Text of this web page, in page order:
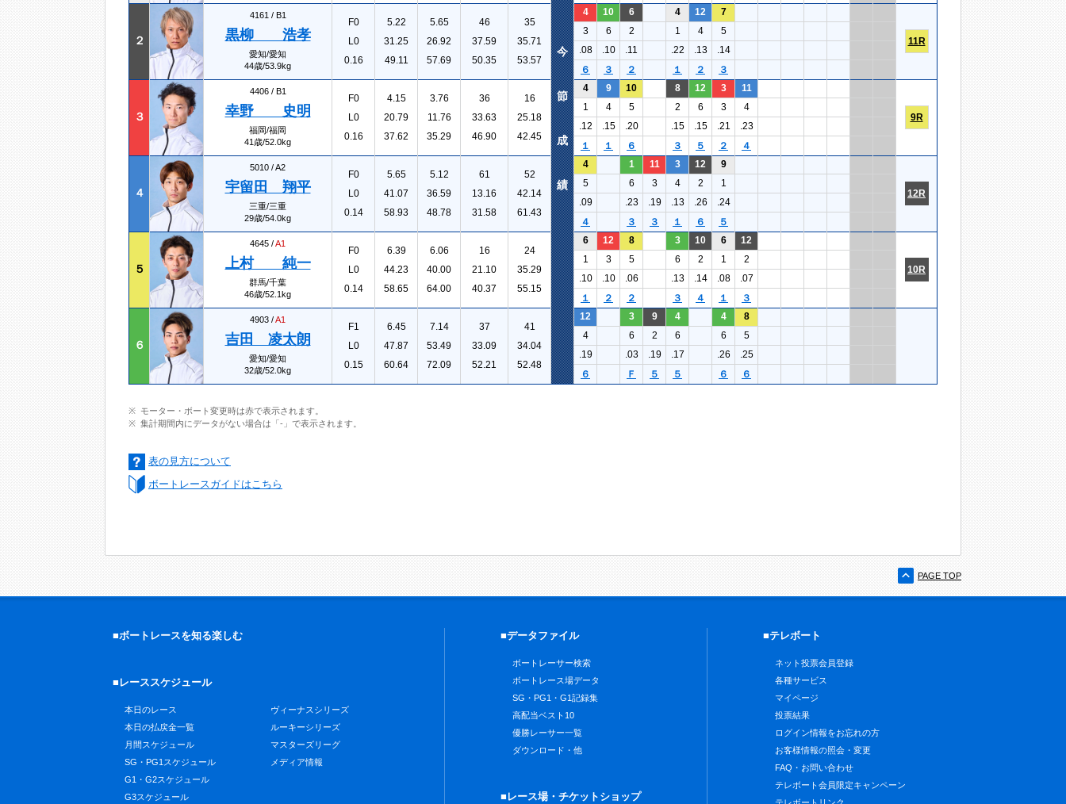
２
4161 / B1
黒柳 浩孝
愛知/愛知
44歳/53.9kg
F0
L0
0.16
5.22
31.25
49.11
5.65
26.92
57.69
46
37.59
50.35
35
35.71
53.57
4 10 6 4 12 7
11R
3 6 2 1 4
5
.08
.10 .11 .22 .13
.14
６
３ ２ １ ２ ３
３
4406 / B1
幸野 史明
福岡/福岡
41歳/52.0kg
F0
L0
0.16
4.15
20.79
37.62
3.76
11.76
35.29
36
33.63
46.90
16
25.18
42.45
4 9 10 8 12 3 11
9R
1 4 5 2 6 3
4
.12
.15 .20 .15 .15 .21
.23
１
１ ６ ３ ５ ２ ４
４
5010 /A2
宇留田 翔平
三重/三重
29歳/54.0kg
F0
L0
0.14
5.65
41.07
58.93
5.12
36.59
48.78
61
13.16
31.58
52
42.14
61.43
4 1 11 3 12 9
12R
5 6 3 4 2
1
.09
.23 .19 .13 .26
.24
４
３ ３ １ ６ ５
５
4645 /A1
上村 純一
群馬/千葉
46歳/52.1kg
F0
L0
0.14
6.39
44.23
58.65
6.06
40.00
64.00
16
21.10
40.37
24
35.29
55.15
6 12 8 3 10 6 12
10R
1 3 5 6 2 1
2
.10
.10 .06 .13 .14 .08
.07
１
２ ２ ３ ４ １ ３
６
4903 /A1
吉田 凌太朗
愛知/愛知
32歳/52.0kg
F1
L0
0.15
6.45
47.87
60.64
7.14
53.49
72.09
37
33.09
52.21
41
34.04
52.48
12 3 9 4 4
8
4
6 2 6 6
5
.19
.03 .19 .17 .26
.25
６
Ｆ ５ ５ ６ ６
今
節
成
績
モーター・ボート変更時は赤で表示されます。
集計期間内にデータがない場合は「-」で表示されます。
表の見方について
ボートレースガイドはこちら
PAGE TOP
■ボートレースを知る楽しむ
■レーススケジュール
本日のレース
本日の払戻金一覧
月間スケジュール
SG・PG1スケジュール
G1・G2スケジュール
G3スケジュール
ヴィーナスシリーズ
ルーキーシリーズ
マスターズリーグ
メディア情報
■データファイル
ボートレーサー検索
ボートレース場データ
SG・PG1・G1記録集
高配当ベスト10
優勝レーサー一覧
ダウンロード・他
■レース場・チケットショップ
■テレボート
ネット投票会員登録
各種サービス
マイページ
投票結果
ログイン情報をお忘れの方
お客様情報の照会・変更
FAQ・お問い合わせ
テレボート会員限定キャンペーン